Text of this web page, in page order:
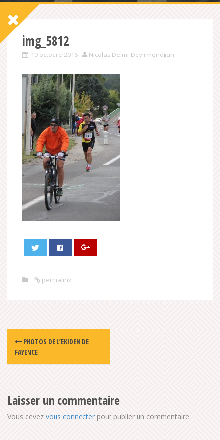
img_5812
19 octobre 2016 Nicolas Delmi-Deyirmendjian
permalink
Post
navigation
PHOTOS DE L’EKIDEN DE
FAYENCE
Laisser un commentaire
Vous devez vous connecter pour publier un commentaire.